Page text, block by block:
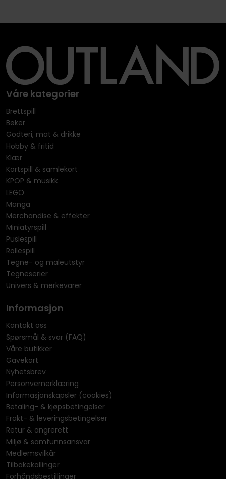
Våre kategorier
Brettspill
Bøker
Godteri, mat & drikke
Hobby & fritid
Klær
Kortspill & samlekort
KPOP & musikk
LEGO
Manga
Merchandise & effekter
Miniatyrspill
Puslespill
Rollespill
Tegne- og maleutstyr
Tegneserier
Univers & merkevarer
Informasjon
Kontakt oss
Spørsmål & svar (FAQ)
Våre butikker
Gavekort
Nyhetsbrev
Personvernerklæring
Informasjonskapsler (cookies)
Betaling- & kjøpsbetingelser
Frakt- & leveringsbetingelser
Retur & angrerett
Miljø & samfunnsansvar
Medlemsvilkår
Tilbakekallinger
Forhåndsbestillinger